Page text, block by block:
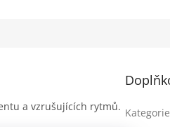
a vzrušujících rytmů. Kategorie